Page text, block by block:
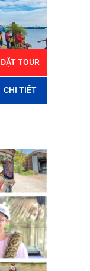
ĐẶT TOUR
CHI TIẾT